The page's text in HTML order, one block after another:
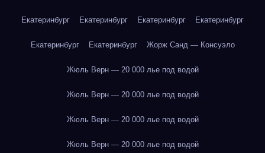
Екатеринбург Екатеринбург Екатеринбург Екатеринбург
Екатеринбург Екатеринбург Жорж Санд — Консуэло
Жюль Верн — 20 000 лье под водой
Жюль Верн — 20 000 лье под водой
Жюль Верн — 20 000 лье под водой
Жюль Верн — 20 000 лье под водой